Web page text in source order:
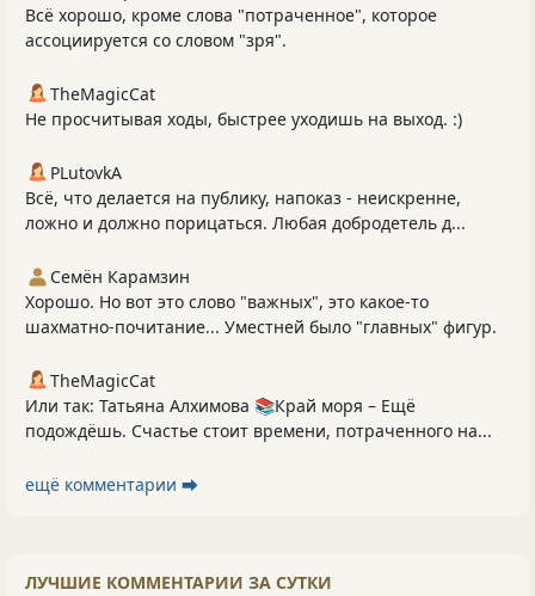
Всё хорошо, кроме слова "потраченное", которое
ассоциируется со словом "зря".
TheMagicCat
Не просчитывая ходы, быстрее уходишь на выход. :)
PLutоvkА
Всё, что делается на публику, напоказ - неискренне,
ложно и должно порицаться. Любая добродетель д...
Семён Карамзин
Хорошо. Но вот это слово "важных", это какое-то
шахматно-почитание... Уместней было "главных" фигур.
TheMagicCat
Или так: Татьяна Алхимова 📚Край моря – Ещё
подождёшь. Счастье стоит времени, потраченного на...
ещё комментарии ⮕
ЛУЧШИЕ КОММЕНТАРИИ ЗА СУТКИ